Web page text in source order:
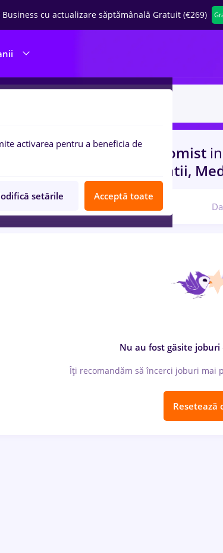
cu actualizare săptămânală Gratuit (€269)
muncacu salarii economist in
Constructii / Instalatii,
Relevanță
Nu au fost găsite
Îți recomandăm să încerci joburi mai
Resetează
activarea pentru a beneficia de
setările Acceptă toate